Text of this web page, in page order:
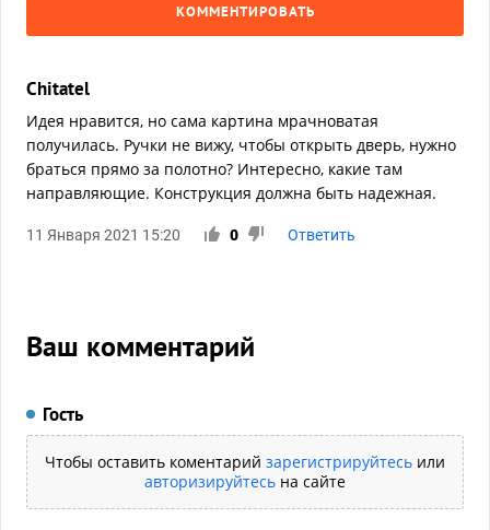
КОММЕНТИРОВАТЬ
Chitatel
Идея нравится, но сама картина мрачноватая
получилась. Ручки не вижу, чтобы открыть дверь, нужно
браться прямо за полотно? Интересно, какие там
направляющие. Конструкция должна быть надежная.
11 Января 2021 15:20 0 Ответить
Ваш комментарий
Гость
Чтобы оставить коментарий зарегистрируйтесь или
авторизируйтесь на сайте